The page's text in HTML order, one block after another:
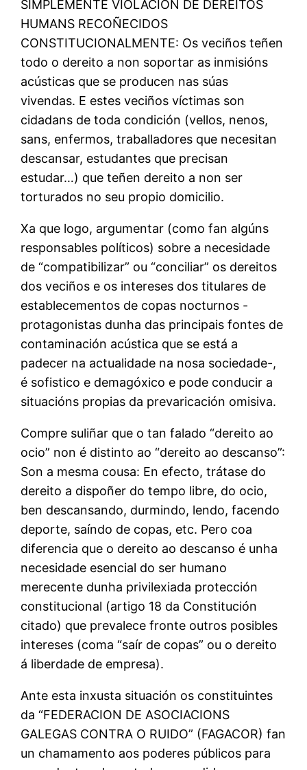
SIMPLEMENTE VIOLACION DE DEREITOS
HUMANS RECOÑECIDOS
CONSTITUCIONALMENTE: Os veciños teñen
todo o dereito a non soportar as inmisións
acústicas que se producen nas súas
vivendas. E estes veciños víctimas son
cidadans de toda condición (vellos, nenos,
sans, enfermos, traballadores que necesitan
descansar, estudantes que precisan
estudar…) que teñen dereito a non ser
torturados no seu propio domicilio.
Xa que logo, argumentar (como fan algúns
responsables políticos) sobre a necesidade
de “compatibilizar” ou “conciliar” os dereitos
dos veciños e os intereses dos titulares de
establecementos de copas nocturnos -
protagonistas dunha das principais fontes de
contaminación acústica que se está a
padecer na actualidade na nosa sociedade-,
é sofistico e demagóxico e pode conducir a
situacións propias da prevaricación omisiva.
Compre suliñar que o tan falado “dereito ao
ocio” non é distinto ao “dereito ao descanso”:
Son a mesma cousa: En efecto, trátase do
dereito a dispoñer do tempo libre, do ocio,
ben descansando, durmindo, lendo, facendo
deporte, saíndo de copas, etc. Pero coa
diferencia que o dereito ao descanso é unha
necesidade esencial do ser humano
merecente dunha privilexiada protección
constitucional (artigo 18 da Constitución
citado) que prevalece fronte outros posibles
intereses (coma “saír de copas” ou o dereito
á liberdade de empresa).
Ante esta inxusta situación os constituintes
da “FEDERACION DE ASOCIACIONS
GALEGAS CONTRA O RUIDO” (FAGACOR) fan
un chamamento aos poderes públicos para